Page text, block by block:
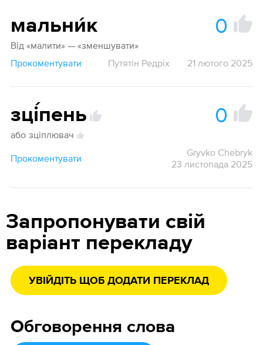
мальни́к 0
Від «малити» — «зменшувати»
Прокоментувати
Путятін Редріх 21 лютого 2025
зці́пень 0
або зціплювач
Прокоментувати
Gryvko Chebryk
23 листопада 2025
Запропонувати свій
варіант перекладу
УВІЙДІТЬ ЩОБ ДОДАТИ ПЕРЕКЛАД
Обговорення слова